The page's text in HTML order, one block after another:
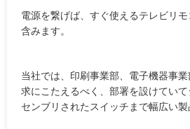
電源を繋げば、すぐ使えるテレビリ
含みます。
当社では、印刷事業部、電子機器事
求にこたえるべく、部署を設けてい
センブリされたスイッチまで幅広い製